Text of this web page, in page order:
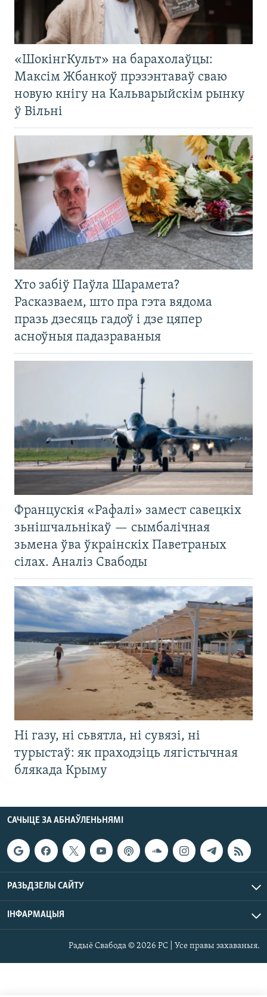
«ШокінгКульт» на барахолаўцы:
Максім Жбанкоў прэзэнтаваў сваю
новую кнігу на Кальварыйскім рынку
ў Вільні
Хто забіў Паўла Шарамета?
Расказваем, што пра гэта вядома
празь дзесяць гадоў і дзе цяпер
асноўныя падазраваныя
Францускія «Рафалі» замест савецкіх
зьнішчальнікаў — сымбалічная
зьмена ўва ўкраінскіх Паветраных
сілах. Аналіз Свабоды
Ні газу, ні сьвятла, ні сувязі, ні
турыстаў: як праходзіць лягістычная
блякада Крыму
САЧЫЦЕ ЗА АБНАЎЛЕНЬНЯМІ
РАЗЬДЗЕЛЫ САЙТУ
ІНФАРМАЦЫЯ
Радыё Свабода © 2026 РС | Усе правы захаваныя.